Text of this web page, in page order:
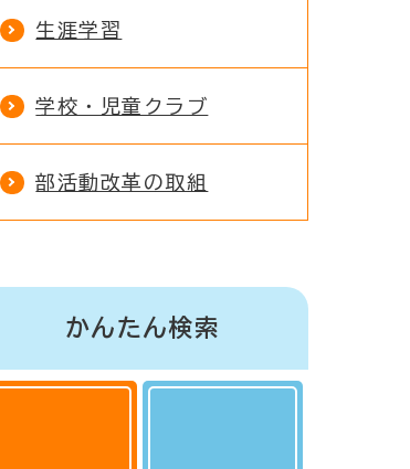
生涯学習
学校・児童クラブ
部活動改革の取組
かんたん検索